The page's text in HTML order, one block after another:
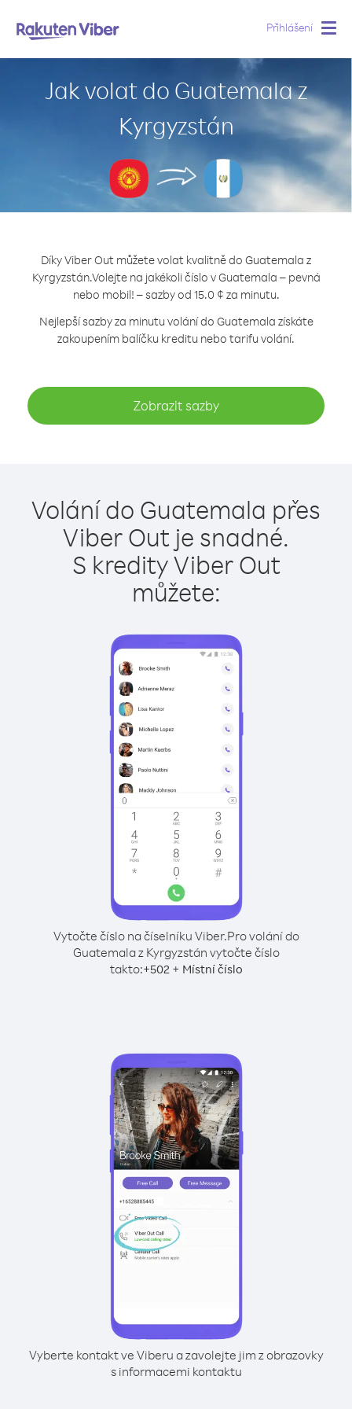
Přihlášení
Jak volat do Guatemala z
Kyrgyzstán
Díky Viber Out můžete volat kvalitně do Guatemala z
Kyrgyzstán.Volejte na jakékoli číslo v Guatemala – pevná
nebo mobil! – sazby od 15.0 ¢ za minutu.
Nejlepší sazby za minutu volání do Guatemala získáte
zakoupením balíčku kreditu nebo tarifu volání.
Zobrazit sazby
Volání do Guatemala přes
Viber Out je snadné.
S kredity Viber Out
můžete:
Vytočte číslo na číselníku Viber.Pro volání do
Guatemala z Kyrgyzstán vytočte číslo
takto:+502+ Místní číslo
Vyberte kontakt ve Viberu a zavolejte jim z obrazovky
s informacemi kontaktu